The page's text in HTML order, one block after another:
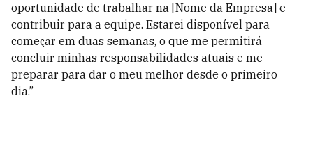
oportunidade de trabalhar na [Nome da Empresa] e
contribuir para a equipe. Estarei disponível para
começar em duas semanas, o que me permitirá
concluir minhas responsabilidades atuais e me
preparar para dar o meu melhor desde o primeiro
dia.”